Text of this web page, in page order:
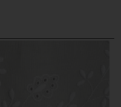
design workshops